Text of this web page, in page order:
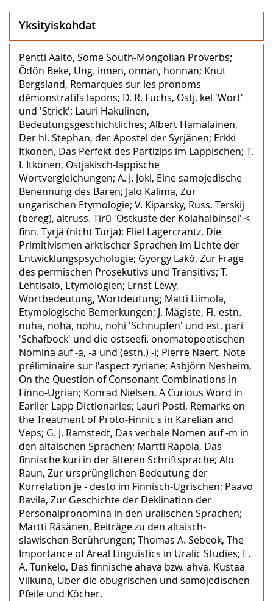
Yksityiskohdat
Pentti Aalto, Some South-Mongolian Proverbs;
Ödön Beke, Ung. innen, onnan, honnan; Knut
Bergsland, Remarques sur les pronoms
démonstratifs lapons; D. R. Fuchs, Ostj. kel 'Wort'
und 'Strick'; Lauri Hakulinen,
Bedeutungsgeschichtliches; Albert Hämäläinen,
Der hl. Stephan, der Apostel der Syrjänen; Erkki
Itkonen, Das Perfekt des Partizips im Lappischen; T.
I. Itkonen, Ostjakisch-lappische
Wortvergleichungen; A. J. Joki, Eine samojedische
Benennung des Bären; Jalo Kalima, Zur
ungarischen Etymologie; V. Kiparsky, Russ. Terskij
(bereg), altruss. Tîrû 'Ostküste der Kolahalbinsel' <
finn. Tyrjä (nicht Turja); Eliel Lagercrantz, Die
Primitivismen arktischer Sprachen im Lichte der
Entwicklungspsychologie; György Lakó, Zur Frage
des permischen Prosekutivs und Transitivs; T.
Lehtisalo, Etymologien; Ernst Lewy,
Wortbedeutung, Wortdeutung; Matti Liimola,
Etymologische Bemerkungen; J. Mägiste, Fi.-estn.
nuha, noha, nohu, nohi 'Schnupfen' und est. päri
'Schafbock' und die ostseefi. onomatopoetischen
Nomina auf -ä, -a und (estn.) -i; Pierre Naert, Note
préliminaire sur l'aspect zyriane; Asbjörn Nesheim,
On the Question of Consonant Combinations in
Finno-Ugrian; Konrad Nielsen, A Curious Word in
Earlier Lapp Dictionaries; Lauri Posti, Remarks on
the Treatment of Proto-Finnic s in Karelian and
Veps; G. J. Ramstedt, Das verbale Nomen auf -m in
den altaischen Sprachen; Martti Rapola, Das
finnische kuri in der älteren Schriftsprache; Alo
Raun, Zur ursprünglichen Bedeutung der
Korrelation je - desto im Finnisch-Ugrischen; Paavo
Ravila, Zur Geschichte der Deklination der
Personalpronomina in den uralischen Sprachen;
Martti Räsänen, Beiträge zu den altaisch-
slawischen Berührungen; Thomas A. Sebeok, The
Importance of Areal Linguistics in Uralic Studies; E.
A. Tunkelo, Das finnische ahava bzw. ahva. Kustaa
Vilkuna, Über die obugrischen und samojedischen
Pfeile und Köcher.